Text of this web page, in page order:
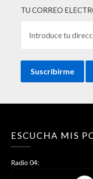
TU CORREO
ESCUCHA MIS
Radio 04: